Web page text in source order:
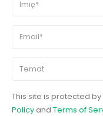
This site is protected
Policy and Terms of